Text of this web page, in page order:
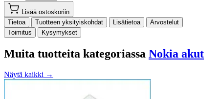
Lisää ostoskoriin
Tietoa
Tuotteen yksityiskohdat Lisätietoa
Arvostelut
Toimitus
Kysymykset
Muita tuotteita kategoriassa Nokia akut
Näytä kaikki →